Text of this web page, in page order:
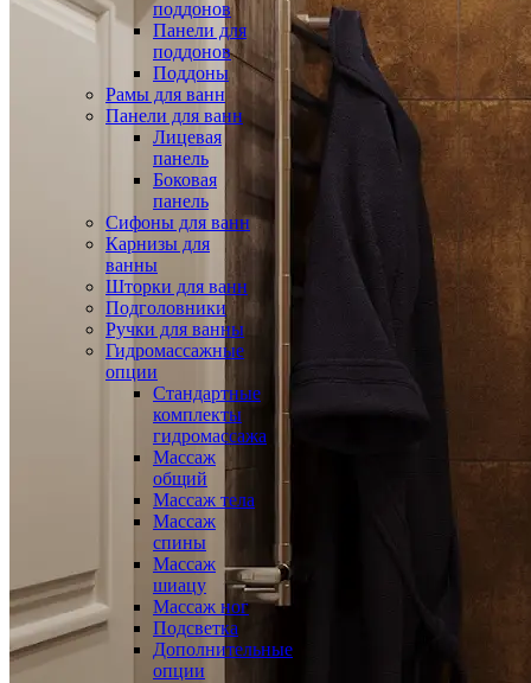
поддонов
Панели для
поддонов
Поддоны
Рамы для ванн
Панели для ванн
Лицевая
панель
Боковая
панель
Сифоны для ванн
Карнизы для
ванны
Шторки для ванн
Подголовники
Ручки для ванны
Гидромассажные
опции
Стандартные
комплекты
гидромассажа
Массаж
общий
Массаж тела
Массаж
спины
Массаж
шиацу
Массаж ног
Подсветка
Дополнительные
опции